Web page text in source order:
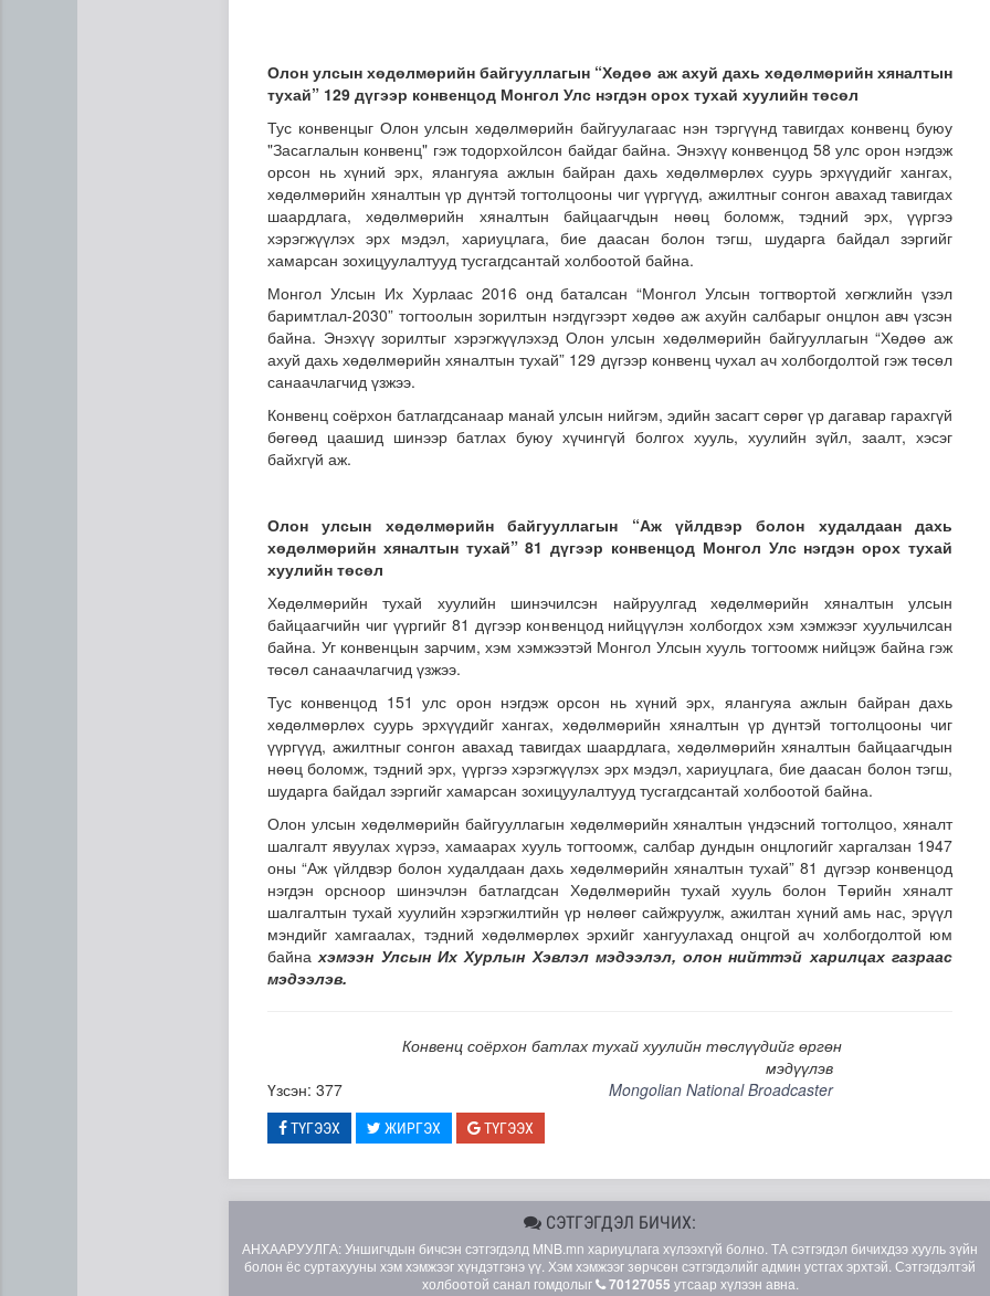
Цэцэрлэгийн цахим бүртгэл маргааш эхэлнэ
Олон улсын хөдөлмөрийн байгууллагын “Хөдөө аж ахуй дахь хөдөлмөрийн хяналтын
тухай” 129 дүгээр конвенцод Монгол Улс нэгдэн орох тухай хуулийн төсөл
Тус конвенцыг Олон улсын хөдөлмөрийн байгуулагаас нэн тэргүүнд тавигдах конвенц буюу
"Засаглалын конвенц" гэж тодорхойлсон байдаг байна. Энэхүү конвенцод 58 улс орон нэгдэж
орсон нь хүний эрх, ялангуяа ажлын байран дахь хөдөлмөрлөх суурь эрхүүдийг хангах,
хөдөлмөрийн хяналтын үр дүнтэй тогтолцооны чиг үүргүүд, ажилтныг сонгон авахад тавигдах
шаардлага, хөдөлмөрийн хяналтын байцаагчдын нөөц боломж, тэдний эрх, үүргээ
хэрэгжүүлэх эрх мэдэл, хариуцлага, бие даасан болон тэгш, шударга байдал зэргийг
хамарсан зохицуулалтууд тусгагдсантай холбоотой байна.
Монгол Улсын Их Хурлаас 2016 онд баталсан “Монгол Улсын тогтвортой хөгжлийн үзэл
баримтлал-2030” тогтоолын зорилтын нэгдүгээрт хөдөө аж ахуйн салбарыг онцлон авч үзсэн
байна. Энэхүү зорилтыг хэрэгжүүлэхэд Олон улсын хөдөлмөрийн байгууллагын “Хөдөө аж
ахуй дахь хөдөлмөрийн хяналтын тухай” 129 дүгээр конвенц чухал ач холбогдолтой гэж төсөл
санаачлагчид үзжээ.
Конвенц соёрхон батлагдсанаар манай улсын нийгэм, эдийн засагт сөрөг үр дагавар гарахгүй
бөгөөд цаашид шинээр батлах буюу хүчингүй болгох хууль, хуулийн зүйл, заалт, хэсэг
байхгүй аж.
Олон улсын хөдөлмөрийн байгууллагын “Аж үйлдвэр болон худалдаан дахь
хөдөлмөрийн хяналтын тухай” 81 дүгээр конвенцод Монгол Улс нэгдэн орох тухай
хуулийн төсөл
Хөдөлмөрийн тухай хуулийн шинэчилсэн найруулгад хөдөлмөрийн хяналтын улсын
байцаагчийн чиг үүргийг 81 дүгээр конвенцод нийцүүлэн холбогдох хэм хэмжээг хуульчилсан
байна. Уг конвенцын зарчим, хэм хэмжээтэй Монгол Улсын хууль тогтоомж нийцэж байна гэж
төсөл санаачлагчид үзжээ.
Тус конвенцод 151 улс орон нэгдэж орсон нь хүний эрх, ялангуяа ажлын байран дахь
хөдөлмөрлөх суурь эрхүүдийг хангах, хөдөлмөрийн хяналтын үр дүнтэй тогтолцооны чиг
үүргүүд, ажилтныг сонгон авахад тавигдах шаардлага, хөдөлмөрийн хяналтын байцаагчдын
нөөц боломж, тэдний эрх, үүргээ хэрэгжүүлэх эрх мэдэл, хариуцлага, бие даасан болон тэгш,
шударга байдал зэргийг хамарсан зохицуулалтууд тусгагдсантай холбоотой байна.
Олон улсын хөдөлмөрийн байгууллагын хөдөлмөрийн хяналтын үндэсний тогтолцоо, хяналт
шалгалт явуулах хүрээ, хамаарах хууль тогтоомж, салбар дундын онцлогийг харгалзан 1947
оны “Аж үйлдвэр болон худалдаан дахь хөдөлмөрийн хяналтын тухай” 81 дүгээр конвенцод
нэгдэн орсноор шинэчлэн батлагдсан Хөдөлмөрийн тухай хууль болон Төрийн хяналт
шалгалтын тухай хуулийн хэрэгжилтийн үр нөлөөг сайжруулж, ажилтан хүний амь нас, эрүүл
мэндийг хамгаалах, тэдний хөдөлмөрлөх эрхийг хангуулахад онцгой ач холбогдолтой юм
байнахэмээн Улсын Их Хурлын Хэвлэл мэдээлэл, олон нийттэй харилцах газраас
мэдээлэв.
Конвенц соёрхон батлах тухай хуулийн төслүүдийг өргөн
мэдүүлэв
Үзсэн: 377
Mongolian National Broadcaster
ТҮГЭЭХ ЖИРГЭХ ТҮГЭЭХ
СЭТГЭГДЭЛ БИЧИХ:
АНХААРУУЛГА: Уншигчдын бичсэн сэтгэгдэлд MNB.mn хариуцлага хүлээхгүй болно. ТА сэтгэгдэл бичихдээ хууль зүйн
болон ёс суртахууны хэм хэмжээг хүндэтгэнэ үү. Хэм хэмжээг зөрчсөн сэтгэгдэлийг админ устгах эрхтэй. Сэтгэгдэлтэй
холбоотой санал гомдолыг
70127055 утсаар хүлээн авна.